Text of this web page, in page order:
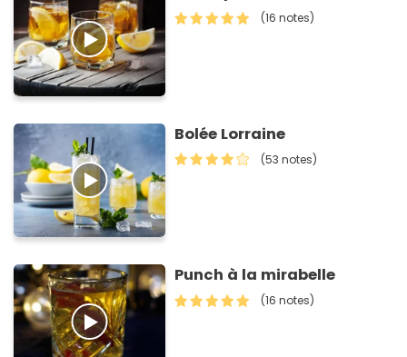
(16 notes)
Bolée Lorraine
(53 notes)
Punch à la mirabelle
(16 notes)